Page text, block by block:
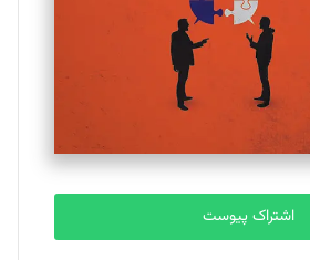
اشتراک پیوست